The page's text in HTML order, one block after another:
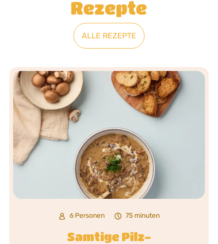
Rezepte
ALLE REZEPTE
6 Personen 75 minuten
Samtige Pilz-